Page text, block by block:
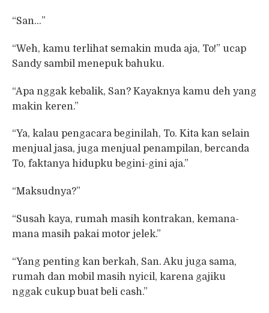
“San…”
“Weh, kamu terlihat semakin muda aja, To!” ucap
Sandy sambil menepuk bahuku.
“Apa nggak kebalik, San? Kayaknya kamu deh yang
makin keren.”
“Ya, kalau pengacara beginilah, To. Kita kan selain
menjual jasa, juga menjual penampilan, bercanda
To, faktanya hidupku begini-gini aja.”
“Maksudnya?”
“Susah kaya, rumah masih kontrakan, kemana-
mana masih pakai motor jelek.”
“Yang penting kan berkah, San. Aku juga sama,
rumah dan mobil masih nyicil, karena gajiku
nggak cukup buat beli cash.”